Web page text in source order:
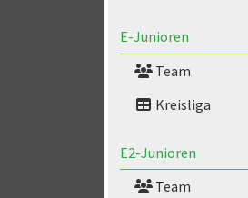
E-Junioren
Team
Kreisliga
E2-Junioren
Team